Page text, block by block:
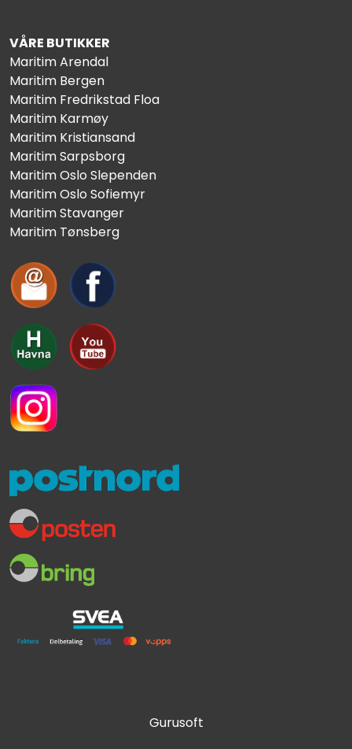
VÅRE BUTIKKER
Maritim Arendal
Maritim Bergen
Maritim Fredrikstad Floa
Maritim Karmøy
Maritim Kristiansand
Maritim Sarpsborg
Maritim Oslo Slependen
Maritim Oslo Sofiemyr
Maritim Stavanger
Maritim Tønsberg
Gurusoft